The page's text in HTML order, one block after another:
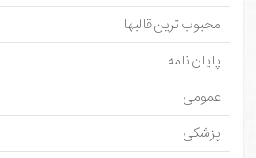
محبوب ترین قالبها
پایان نامه
عمومی
پزشکی